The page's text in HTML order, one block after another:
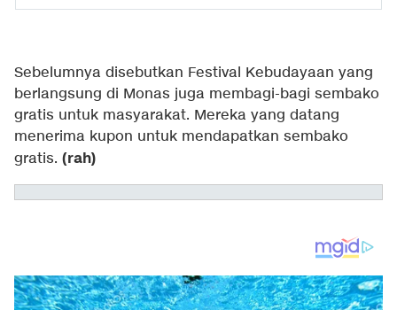
Sebelumnya disebutkan Festival Kebudayaan yang
berlangsung di Monas juga membagi-bagi sembako
gratis untuk masyarakat. Mereka yang datang
menerima kupon untuk mendapatkan sembako
gratis. (rah)